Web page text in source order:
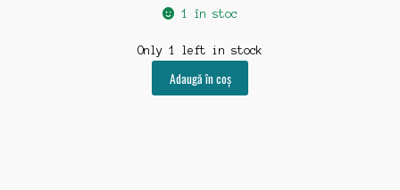
1 în stoc
Only 1 left in stock
Adaugă în coș